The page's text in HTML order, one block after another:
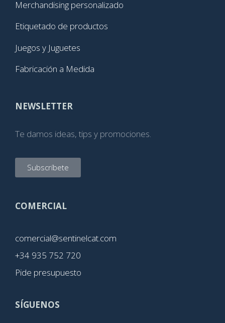
Merchandising personalizado
Etiquetado de productos
Juegos y Juguetes
Fabricación a Medida
NEWSLETTER
Te damos ideas, tips y promociones.
Subscríbete
COMERCIAL
comercial@sentinelcat.com
+34 935 752 720
Pide presupuesto
SÍGUENOS